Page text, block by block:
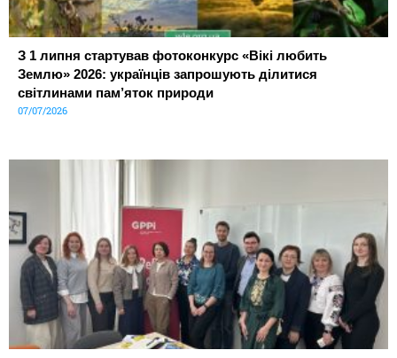
З 1 липня стартував фотоконкурс «Вікі любить
Землю» 2026: українців запрошують ділитися
світлинами пам’яток природи
07/07/2026